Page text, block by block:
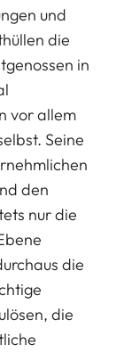
und
die
in
vor allem
Seine
den
nur die
die
die